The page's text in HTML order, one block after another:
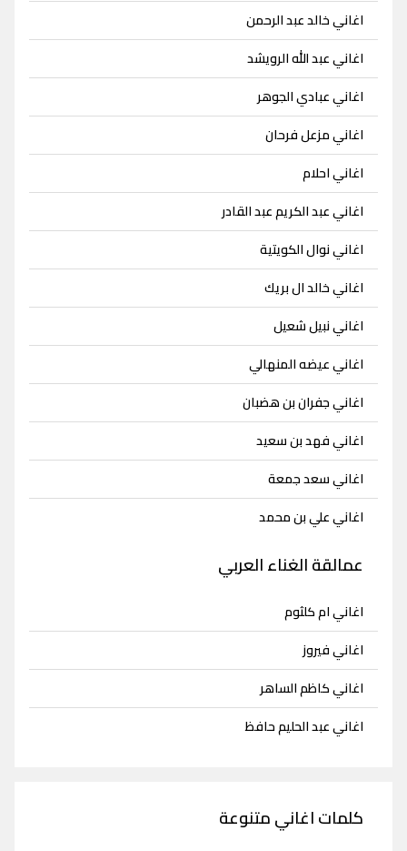
اغاني خالد عبد الرحمن
اغاني عبد الله الرويشد
اغاني عبادي الجوهر
اغاني مزعل فرحان
اغاني احلام
اغاني عبد الكريم عبد القادر
اغاني نوال الكويتية
اغاني خالد ال بريك
اغاني نبيل شعيل
اغاني عيضه المنهالي
اغاني جفران بن هضبان
اغاني فهد بن سعيد
اغاني سعد جمعة
اغاني علي بن محمد
عمالقة الغناء العربي
اغاني ام كلثوم
اغاني فيروز
اغاني كاظم الساهر
اغاني عبد الحليم حافظ
كلمات اغاني متنوعة